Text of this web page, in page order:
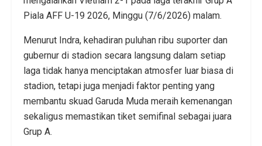
Piala AFF U-19 2026, Minggu (7/6/2026) malam.
Menurut Indra, kehadiran puluhan ribu suporter dan
gubernur di stadion secara langsung dalam setiap
laga tidak hanya menciptakan atmosfer luar biasa di
stadion, tetapi juga menjadi faktor penting yang
membantu skuad Garuda Muda meraih kemenangan
sekaligus memastikan tiket semifinal sebagai juara
Grup A.